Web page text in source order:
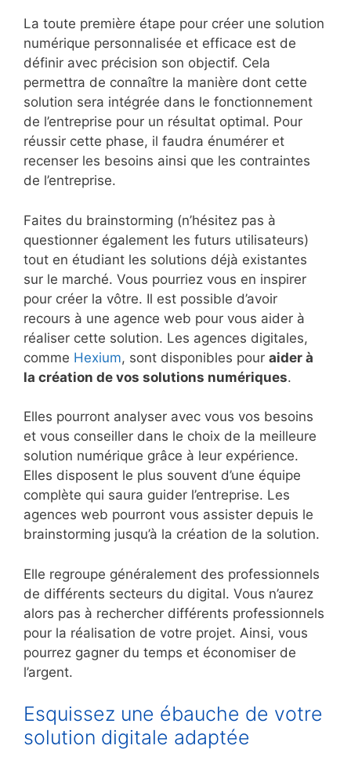
La toute première étape pour créer une solution
numérique personnalisée et efficace est de
définir avec précision son objectif. Cela
permettra de connaître la manière dont cette
solution sera intégrée dans le fonctionnement
de l’entreprise pour un résultat optimal. Pour
réussir cette phase, il faudra énumérer et
recenser les besoins ainsi que les contraintes
de l’entreprise.
Faites du brainstorming (n’hésitez pas à
questionner également les futurs utilisateurs)
tout en étudiant les solutions déjà existantes
sur le marché. Vous pourriez vous en inspirer
pour créer la vôtre. Il est possible d’avoir
recours à une agence web pour vous aider à
réaliser cette solution. Les agences digitales,
comme Hexium, sont disponibles pour aider à
la création de vos solutions numériques.
Elles pourront analyser avec vous vos besoins
et vous conseiller dans le choix de la meilleure
solution numérique grâce à leur expérience.
Elles disposent le plus souvent d’une équipe
complète qui saura guider l’entreprise. Les
agences web pourront vous assister depuis le
brainstorming jusqu’à la création de la solution.
Elle regroupe généralement des professionnels
de différents secteurs du digital. Vous n’aurez
alors pas à rechercher différents professionnels
pour la réalisation de votre projet. Ainsi, vous
pourrez gagner du temps et économiser de
l’argent.
Esquissez une ébauche de votre
solution digitale adaptée